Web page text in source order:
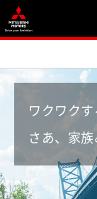
ワクワクす
さあ、家族